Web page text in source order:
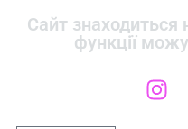
Сайт знаходиться
функції